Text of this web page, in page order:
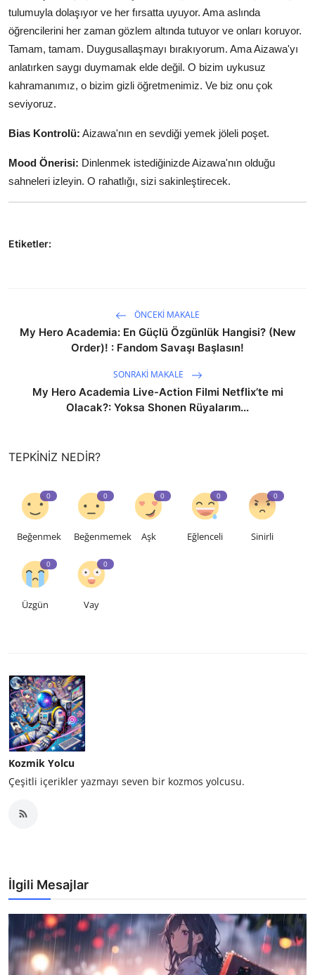
tulumuyla dolaşıyor ve her fırsatta uyuyor. Ama aslında
öğrencilerini her zaman gözlem altında tutuyor ve onları koruyor.
Tamam, tamam. Duygusallaşmayı bırakıyorum. Ama Aizawa'yı
anlatırken saygı duymamak elde değil. O bizim uykusuz
kahramanımız, o bizim gizli öğretmenimiz. Ve biz onu çok
seviyoruz.
Bias Kontrolü: Aizawa'nın en sevdiği yemek jöleli poşet.
Mood Önerisi: Dinlenmek istediğinizde Aizawa'nın olduğu
sahneleri izleyin. O rahatlığı, sizi sakinleştirecek.
Etiketler:
ÖNCEKI MAKALE
My Hero Academia: En Güçlü Özgünlük Hangisi? (New
Order)! : Fandom Savaşı Başlasın!
SONRAKI MAKALE
My Hero Academia Live-Action Filmi Netflix’te mi
Olacak?: Yoksa Shonen Rüyalarım...
TEPKINIZ NEDIR?
0
Beğenmek
0
Beğenmemek
0
Aşk
0
Eğlenceli
0
Sinirli
0
Üzgün
0
Vay
Kozmik Yolcu
Çeşitli içerikler yazmayı seven bir kozmos yolcusu.
İlgili Mesajlar